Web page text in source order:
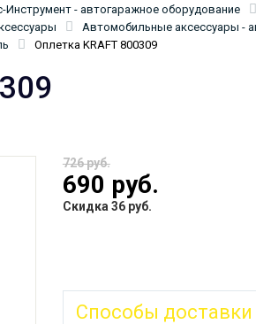
Инструмент - автогаражное оборудование
Автомобильные аксессуары -
Оплетка KRAFT 800309
726 руб.
690 руб.
Скидка 36 руб.
Способы доставки